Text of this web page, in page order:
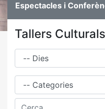
Espectacles i
Tallers
Dies
Família
Cerca